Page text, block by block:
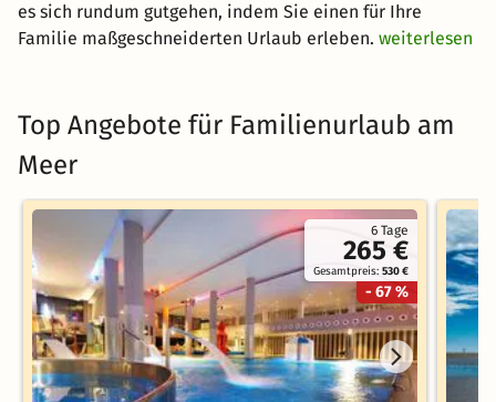
es sich rundum gutgehen, indem Sie einen für Ihre
Familie maßgeschneiderten Urlaub erleben. weiterlesen
Top Angebote für Familienurlaub am
Meer
6 Tage
265 €
Gesamtpreis:530 €
- 67 %